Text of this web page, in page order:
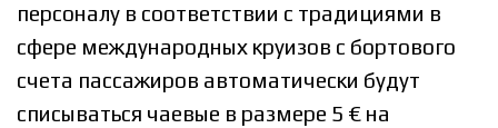
персоналу в соответствии с традициями в
сфере международных круизов с бортового
счета пассажиров автоматически будут
списываться чаевые в размере 5 € на